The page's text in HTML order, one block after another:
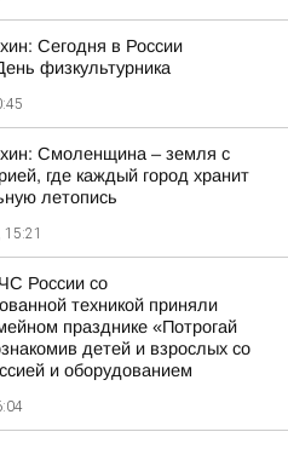
Сегодня в России
физкультурника
Смоленщина – земля с
где каждый город хранит
летопись
15:21
России со
техникой приняли
празднике «Потрогай
детей и взрослых со
и оборудованием